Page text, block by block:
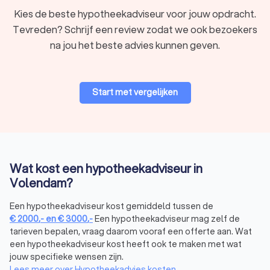
Soorten hypotheekadviseurs in Volendam
Er zijn verschillende soorten hypotheekadviseurs in
veelvoorkomende typen:
Onafhankelijke hypotheekadviseur:biedt onafhankelijk
hypotheekadvies en vergelijkt hypotheken van
begeleiding in het hypotheekproces.
Een onafhankelijke hypotheekadviseur biedt een belangrijk
deal te vinden. Een hypotheekcoach richt zich daarentegen
op begeleiding en financiële planning. Wil je de beste
hypotheek kiezen? Dan helpt een onafhankelijke adviseur je
bij het vinden van de juiste optie, zonder beperkt te zijn tot
één bank of aanbieder.
Kies de beste hypotheekadviseur voor jouw opdracht.
Tevreden? Schrijf een review zodat we ook bezoekers
na jou het beste advies kunnen geven.
Start met vergelijken
Wat kost een hypotheekadviseur in
Volendam?
Een hypotheekadviseur kost gemiddeld tussen de
€2000,- en€3000,-Een hypotheekadviseur mag zelf de
tarieven bepalen, vraag daarom vooraf een offerte aan. Wat
een hypotheekadviseur kost heeft ook te maken met wat
jouw specifieke wensen zijn.